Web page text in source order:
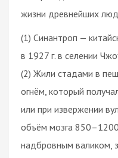
жизни древнейших
(1) Синантроп —
в 1927 г. в селении
(2) Жили стадами в
огнём, который
или при извержении
объём мозга
надбровным валиком,